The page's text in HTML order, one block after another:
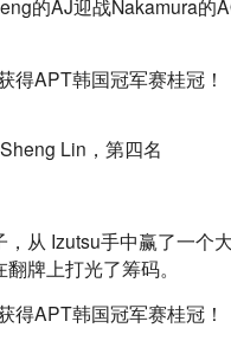
的AJ迎战Nakamura的
Lin，第四名
从 Izutsu手中赢了一个
牌上打光了筹码。